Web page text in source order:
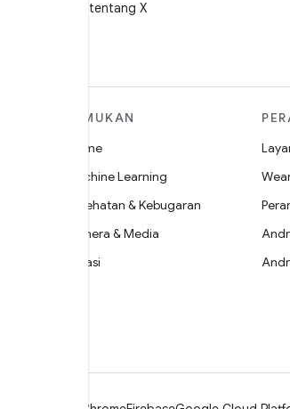
@AndroidDev tentang X
TEMUKAN
Game
Machine Learning
Kesehatan & Kebugaran
Kamera & Media
Privasi